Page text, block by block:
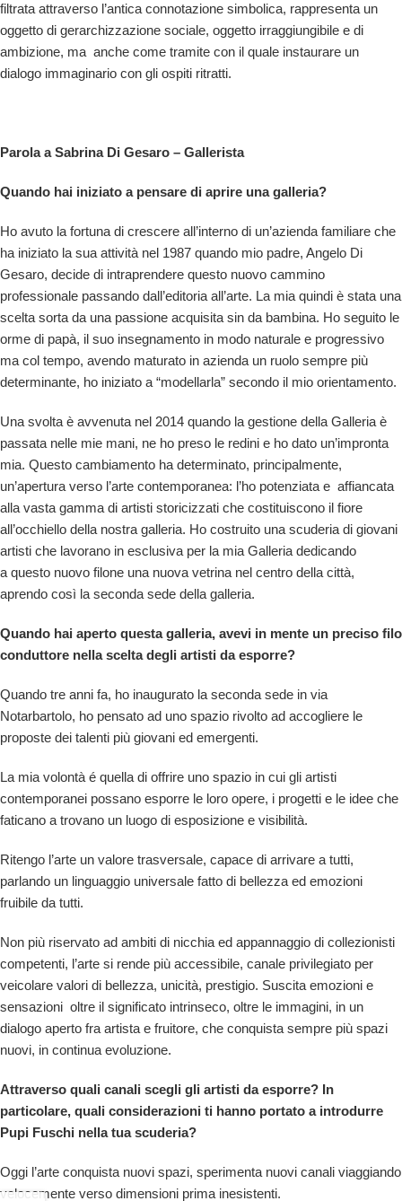
filtrata attraverso l’antica connotazione simbolica, rappresenta un
oggetto di gerarchizzazione sociale, oggetto irraggiungibile e di
ambizione, ma anche come tramite con il quale instaurare un
dialogo immaginario con gli ospiti ritratti.
Parola a Sabrina Di Gesaro – Gallerista
Quando hai iniziato a pensare di aprire una galleria?
Ho avuto la fortuna di crescere all’interno di un’azienda familiare che
ha iniziato la sua attività nel 1987 quando mio padre, Angelo Di
Gesaro, decide di intraprendere questo nuovo cammino
professionale passando dall’editoria all’arte. La mia quindi è stata una
scelta sorta da una passione acquisita sin da bambina. Ho seguito le
orme di papà, il suo insegnamento in modo naturale e progressivo
ma col tempo, avendo maturato in azienda un ruolo sempre più
determinante, ho iniziato a “modellarla” secondo il mio orientamento.
Una svolta è avvenuta nel 2014 quando la gestione della Galleria è
passata nelle mie mani, ne ho preso le redini e ho dato un’impronta
mia. Questo cambiamento ha determinato, principalmente,
un’apertura verso l’arte contemporanea: l’ho potenziata e affiancata
alla vasta gamma di artisti storicizzati che costituiscono il fiore
all’occhiello della nostra galleria. Ho costruito una scuderia di giovani
artisti che lavorano in esclusiva per la mia Galleria dedicando
a questo nuovo filone una nuova vetrina nel centro della città,
aprendo così la seconda sede della galleria.
Quando hai aperto questa galleria, avevi in mente un preciso filo
conduttore nella scelta degli artisti da esporre?
Quando tre anni fa, ho inaugurato la seconda sede in via
Notarbartolo, ho pensato ad uno spazio rivolto ad accogliere le
proposte dei talenti più giovani ed emergenti.
La mia volontà é quella di offrire uno spazio in cui gli artisti
contemporanei possano esporre le loro opere, i progetti e le idee che
faticano a trovano un luogo di esposizione e visibilità.
Ritengo l’arte un valore trasversale, capace di arrivare a tutti,
parlando un linguaggio universale fatto di bellezza ed emozioni
fruibile da tutti.
Non più riservato ad ambiti di nicchia ed appannaggio di collezionisti
competenti, l’arte si rende più accessibile, canale privilegiato per
veicolare valori di bellezza, unicità, prestigio. Suscita emozioni e
sensazioni oltre il significato intrinseco, oltre le immagini, in un
dialogo aperto fra artista e fruitore, che conquista sempre più spazi
nuovi, in continua evoluzione.
Attraverso quali canali scegli gli artisti da esporre? In
particolare, quali considerazioni ti hanno portato a introdurre
Pupi Fuschi nella tua scuderia?
Oggi l’arte conquista nuovi spazi, sperimenta nuovi canali viaggiando
velocemente verso dimensioni prima inesistenti.